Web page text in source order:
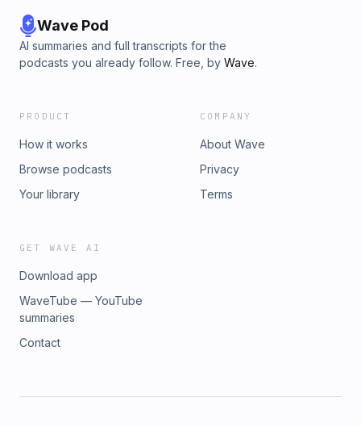
Wave Pod
AI summaries and full transcripts for the
podcasts you already follow. Free, by Wave.
PRODUCT
How it works
Browse podcasts
Your library
COMPANY
About Wave
Privacy
Terms
GET WAVE AI
Download app
WaveTube — YouTube
summaries
Contact